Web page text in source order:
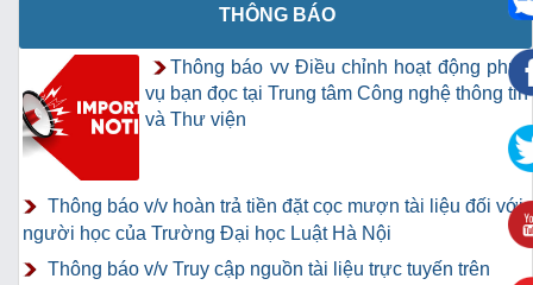
THÔNG BÁO
Thông báo vv Điều chỉnh hoạt động phục
vụ bạn đọc tại Trung tâm Công nghệ thông tin
và Thư viện
Thông báo v/v hoàn trả tiền đặt cọc mượn tài liệu đối với
người học của Trường Đại học Luật Hà Nội
Thông báo v/v Truy cập nguồn tài liệu trực tuyến trên